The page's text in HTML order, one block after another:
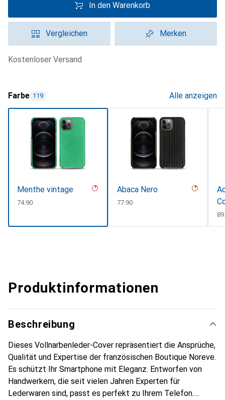
In den Warenkorb
Vergleichen Merken
kostenloser Versand
Farbe 119 Alle anzeigen
Menthe vintage
CHF
74.90
Abaca Nero
CHF
77.90
Produktinformationen
Beschreibung
Dieses Vollnarbenleder-Cover repräsentiert die Ansprüche,
Qualität und Expertise der französischen Boutique Noreve.
Es schützt Ihr Smartphone mit Eleganz. Entworfen von
Handwerkern, die seit vielen Jahren Experten für
Lederwaren sind, passt es perfekt zu Ihrem Telefon.